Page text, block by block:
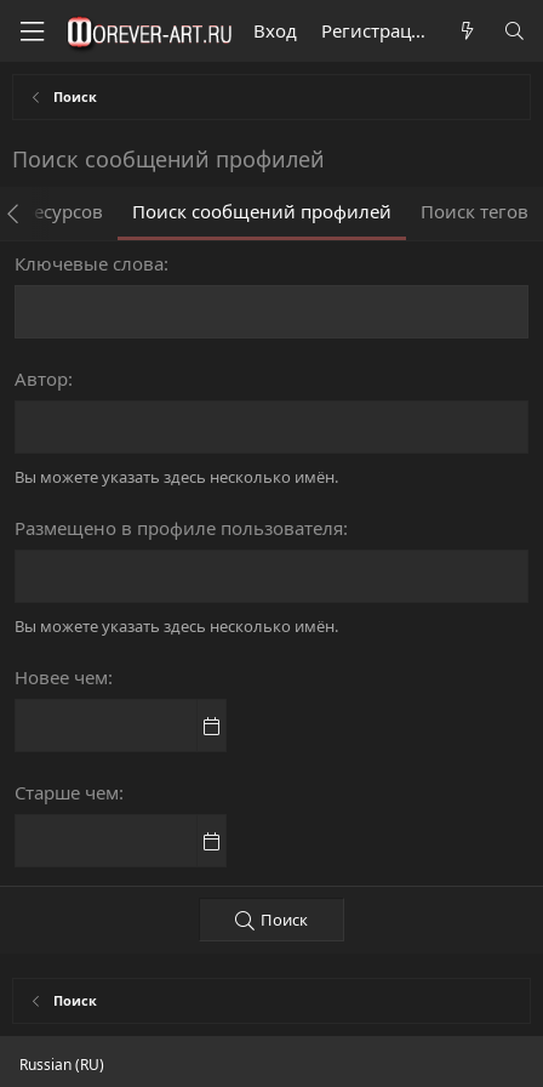
Вход Регистрация
Поиск
Поиск сообщений профилей
ресурсов Поиск сообщений профилей Поиск тегов
Ключевые слова
Автор
Вы можете указать здесь несколько имён.
Размещено в профиле пользователя
Вы можете указать здесь несколько имён.
Новее чем
Старше чем
Поиск
Поиск
Russian (RU)